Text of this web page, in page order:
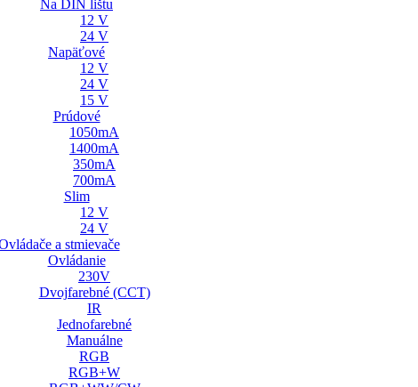
Na DIN lištu
12 V
24 V
Napäťové
12 V
24 V
15 V
Prúdové
1050mA
1400mA
350mA
700mA
Slim
12 V
24 V
a stmievače
Ovládanie
230V
Dvojfarebné (CCT)
IR
Jednofarebné
Manuálne
RGB
RGB+W